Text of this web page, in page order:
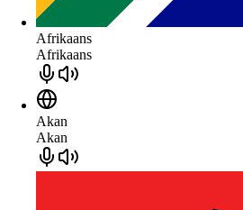
Afrikaans
Afrikaans
Akan
Akan